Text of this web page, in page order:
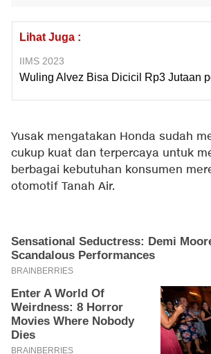
Lihat Juga :
IIMS 2023
Wuling Alvez Bisa Dicicil Rp3 Jutaan
Yusak mengatakan Honda sudah
cukup kuat dan terpercaya untuk
berbagai kebutuhan konsumen
otomotif Tanah Air.